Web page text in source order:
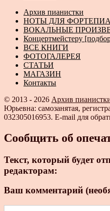
Архив пианистки
НОТЫ ДЛЯ
ВОКАЛЬНЫЕ
Концертмейстеру
ВСЕ КНИГИ
ФОТОГАЛЕРЕЯ
СТАТЬИ
МАГАЗИН
Контакты
© 2013 - 2026 Архив
Юрьевна: самозанятая,
032305016953. E-mail для
Сообщить об
Текст, который будет
редакторам:
Ваш комментарий